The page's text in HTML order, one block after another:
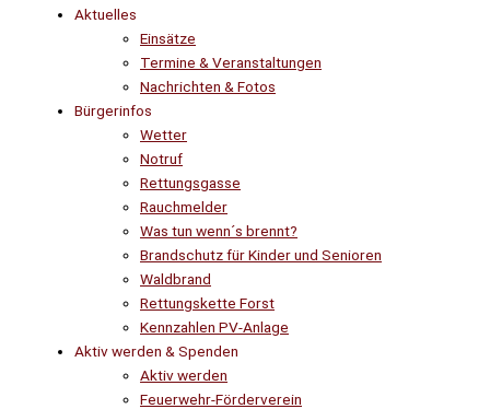
Aktuelles
Einsätze
Termine & Veranstaltungen
Nachrichten & Fotos
Bürgerinfos
Wetter
Notruf
Rettungsgasse
Rauchmelder
Was tun wenn´s brennt?
Brandschutz für Kinder und Senioren
Waldbrand
Rettungskette Forst
Kennzahlen PV-Anlage
Aktiv werden & Spenden
Aktiv werden
Feuerwehr-Förderverein